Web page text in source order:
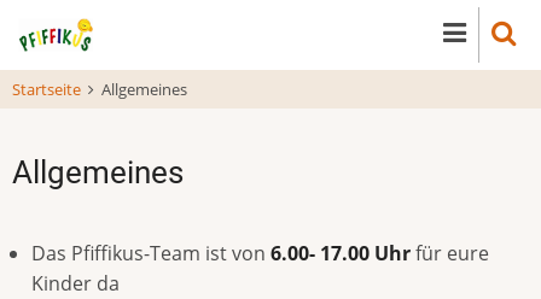
zum
Inhalt
Startseite Allgemeines
Allgemeines
Das Pfiffikus-Team ist von 6.00- 17.00 Uhrfür eure
Kinder da